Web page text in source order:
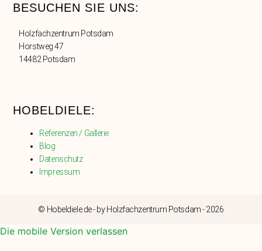
BESUCHEN SIE UNS:
Holzfachzentrum Potsdam
Horstweg 47
14482 Potsdam
HOBELDIELE:
Referenzen / Gallerie
Blog
Datenschutz
Impressum
© Hobeldiele.de - by Holzfachzentrum Potsdam - 2026
Die mobile Version verlassen